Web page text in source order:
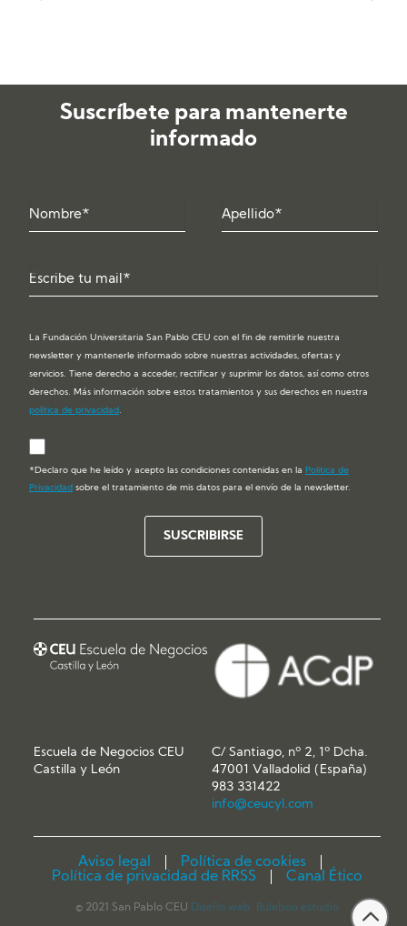
Suscríbete para mantenerte
informado
La Fundación Universitaria San Pablo CEU con el fin de remitirle nuestra
newsletter y mantenerle informado sobre nuestras actividades, ofertas y
servicios. Tiene derecho a acceder, rectificar y suprimir los datos, así como otros
derechos. Más información sobre estos tratamientos y sus derechos en nuestra
política de privacidad.
*Declaro que he leído y acepto las condiciones contenidas en la Política de
Privacidad sobre el tratamiento de mis datos para el envío de la newsletter.
Escuela de Negocios CEU
Castilla y León
C/ Santiago, nº 2, 1º Dcha.
47001 Valladolid (España)
983 331422
info@ceucyl.com
Aviso legal
Política de cookies
Política de privacidad de RRSS
Canal Ético
© 2021 San Pablo CEU Diseño web: Buleboo estudio